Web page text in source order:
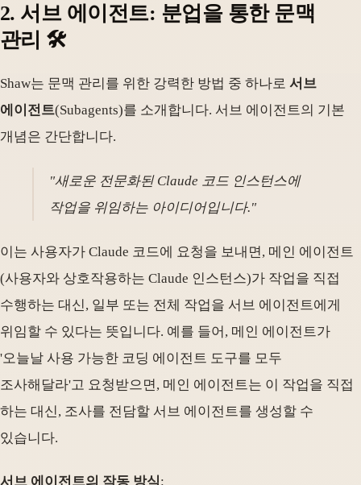
2. 서브 에이전트: 분업을 통한 문맥
관리 🛠️
Shaw는 문맥 관리를 위한 강력한 방법 중 하나로 서브
에이전트(Subagents)를 소개합니다. 서브 에이전트의 기본
개념은 간단합니다.
"새로운 전문화된 Claude 코드 인스턴스에
작업을 위임하는 아이디어입니다."
이는 사용자가 Claude 코드에 요청을 보내면, 메인 에이전트
(사용자와 상호작용하는 Claude 인스턴스)가 작업을 직접
수행하는 대신, 일부 또는 전체 작업을 서브 에이전트에게
위임할 수 있다는 뜻입니다. 예를 들어, 메인 에이전트가
'오늘날 사용 가능한 코딩 에이전트 도구를 모두
조사해달라'고 요청받으면, 메인 에이전트는 이 작업을 직접
하는 대신, 조사를 전담할 서브 에이전트를 생성할 수
있습니다.
서브 에이전트의 작동 방식: